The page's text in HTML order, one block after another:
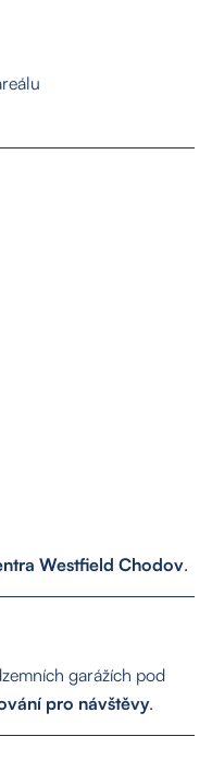
Westfield Chodov.
garážích pod
pro návštěvy.